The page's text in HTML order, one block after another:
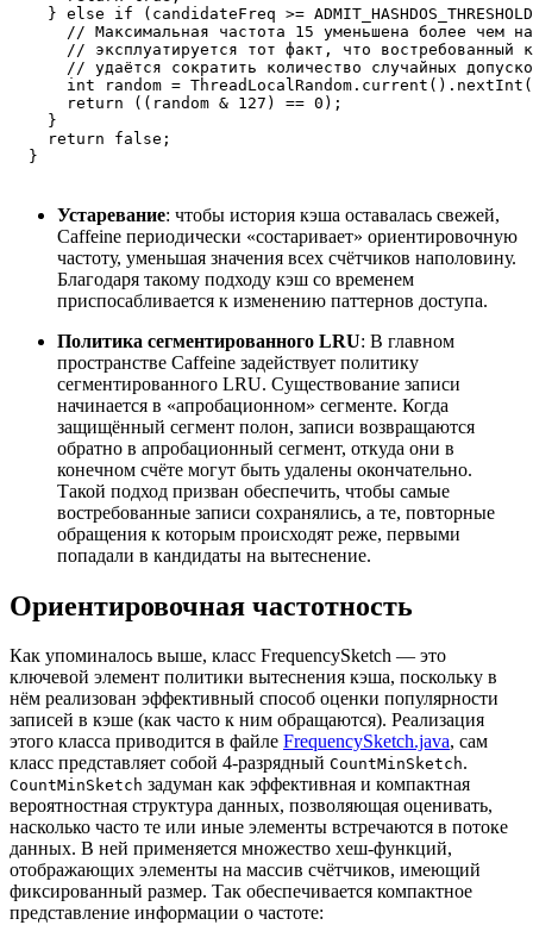
} else if (candidateFreq >=
// Максимальная частота 15 уменьшена более чем
// эксплуатируется тот факт, что востребованный
// удаётся сократить количество случайных
int random =
      return ((random & 127) == 0);
    }
    return false;
  }
Устаревание: чтобы история кэша оставалась свежей,
Caffeine периодически «состаривает» ориентировочную
частоту, уменьшая значения всех счётчиков наполовину.
Благодаря такому подходу кэш со временем
приспосабливается к изменению паттернов доступа.
Политика сегментированного LRU: В главном
пространстве Caffeine задействует политику
сегментированного LRU. Существование записи
начинается в «апробационном» сегменте. Когда
защищённый сегмент полон, записи возвращаются
обратно в апробационный сегмент, откуда они в
конечном счёте могут быть удалены окончательно.
Такой подход призван обеспечить, чтобы самые
востребованные записи сохранялись, а те, повторные
обращения к которым происходят реже, первыми
попадали в кандидаты на вытеснение.
Ориентировочная частотность
Как упоминалось выше, класс FrequencySketch — это
ключевой элемент политики вытеснения кэша, поскольку в
нём реализован эффективный способ оценки популярности
записей в кэше (как часто к ним обращаются). Реализация
этого класса приводится в файле FrequencySketch.java, сам
класс представляет собой 4-разрядный CountMinSketch.
CountMinSketch задуман как эффективная и компактная
вероятностная структура данных, позволяющая оценивать,
насколько часто те или иные элементы встречаются в потоке
данных. В ней применяется множество хеш-функций,
отображающих элементы на массив счётчиков, имеющий
фиксированный размер. Так обеспечивается компактное
представление информации о частоте: